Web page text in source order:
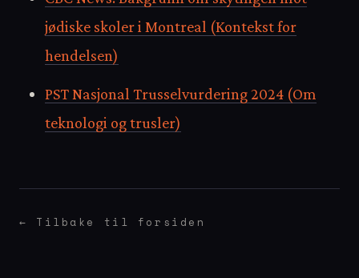
jødiske skoler i Montreal (Kontekst for
hendelsen)
PST Nasjonal Trusselvurdering 2024 (Om
teknologi og trusler)
← Tilbake til forsiden